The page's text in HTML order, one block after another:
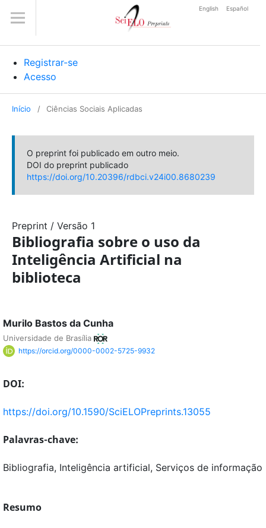
Registrar-se
Acesso
English Español
Início / Ciências Sociais Aplicadas
O preprint foi publicado em outro meio.
DOI do preprint publicado
https://doi.org/10.20396/rdbci.v24i00.8680239
Preprint / Versão 1
Bibliografia sobre o uso da
Inteligência Artificial na
biblioteca
Murilo Bastos da Cunha
Universidade de Brasília
https://orcid.org/0000-0002-5725-9932
DOI:
https://doi.org/10.1590/SciELOPreprints.13055
Palavras-chave:
Bibliografia, Inteligência artificial, Serviços de informação
Resumo